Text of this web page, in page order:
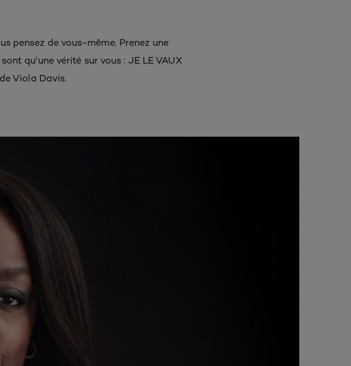
pensez de vous-même. Prenez une
qu'une vérité sur vous : JE LE VAUX
Viola Davis.